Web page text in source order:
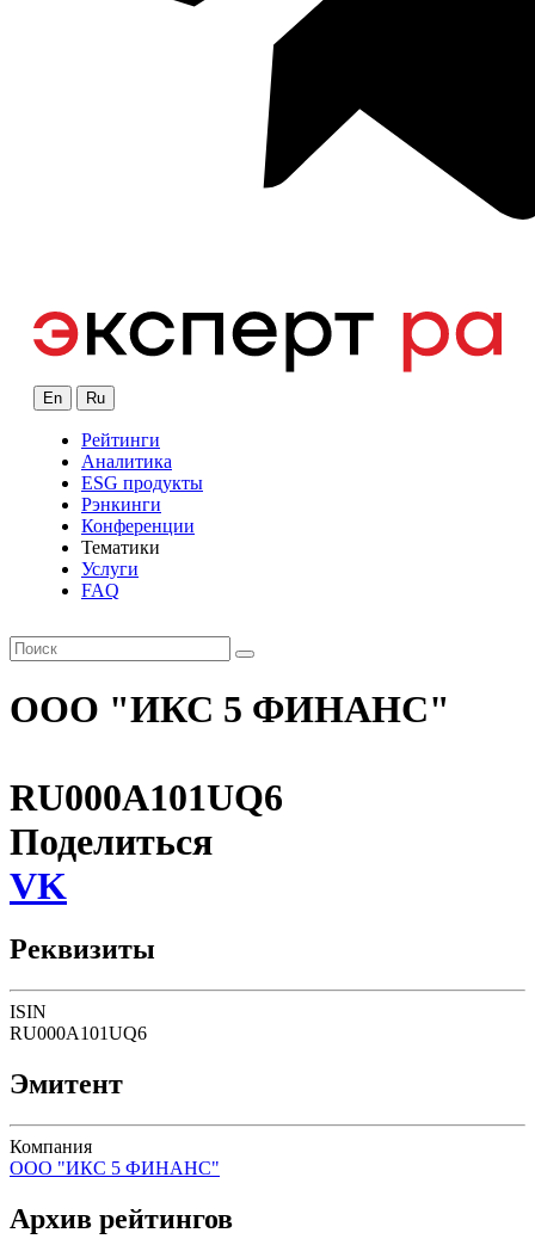
En Ru
Рейтинги
Аналитика
ESG продукты
Рэнкинги
Конференции
Тематики
Услуги
FAQ
ООО "ИКС 5 ФИНАНС"
RU000A101UQ6
Поделиться
VK
Реквизиты
ISIN
RU000A101UQ6
Эмитент
Компания
ООО "ИКС 5 ФИНАНС"
Архив рейтингов